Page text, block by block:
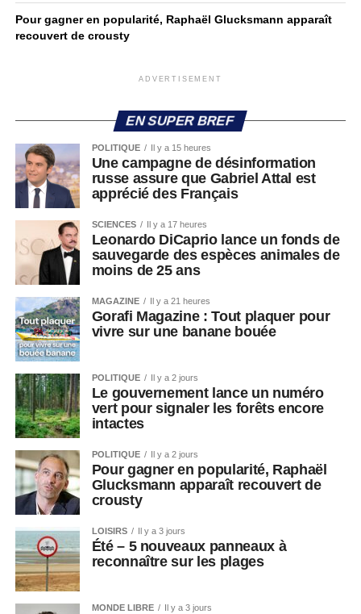
Pour gagner en popularité, Raphaël Glucksmann apparaît
recouvert de crousty
ADVERTISEMENT
EN SUPER BREF
POLITIQUE Il y a 15 heures
Une campagne de désinformation
russe assure que Gabriel Attal est
apprécié des Français
SCIENCES Il y a 17 heures
Leonardo DiCaprio lance un fonds de
sauvegarde des espèces animales de
moins de 25 ans
MAGAZINE Il y a 21 heures
Gorafi Magazine : Tout plaquer pour
vivre sur une banane bouée
POLITIQUE Il y a 2 jours
Le gouvernement lance un numéro
vert pour signaler les forêts encore
intactes
POLITIQUE Il y a 2 jours
Pour gagner en popularité, Raphaël
Glucksmann apparaît recouvert de
crousty
LOISIRS Il y a 3 jours
Été – 5 nouveaux panneaux à
reconnaître sur les plages
MONDE LIBRE Il y a 3 jours